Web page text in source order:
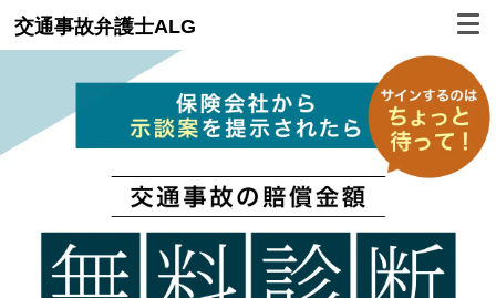
交通事故弁護士ALG